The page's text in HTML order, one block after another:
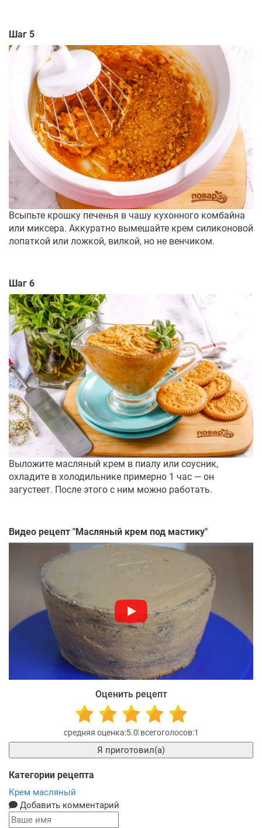
Шаг 5
Всыпьте крошку печенья в чашу кухонного комбайна
или миксера. Аккуратно вымешайте крем силиконовой
лопаткой или ложкой, вилкой, но не венчиком.
Шаг 6
Выложите масляный крем в пиалу или соусник,
охладите в холодильнике примерно 1 час — он
загустеет. После этого с ним можно работать.
Видео рецепт "Масляный крем под мастику"
Оценить рецепт
5.0 1
Я приготовил(а)
Категории рецепта
Крем масляный
Добавить комментарий